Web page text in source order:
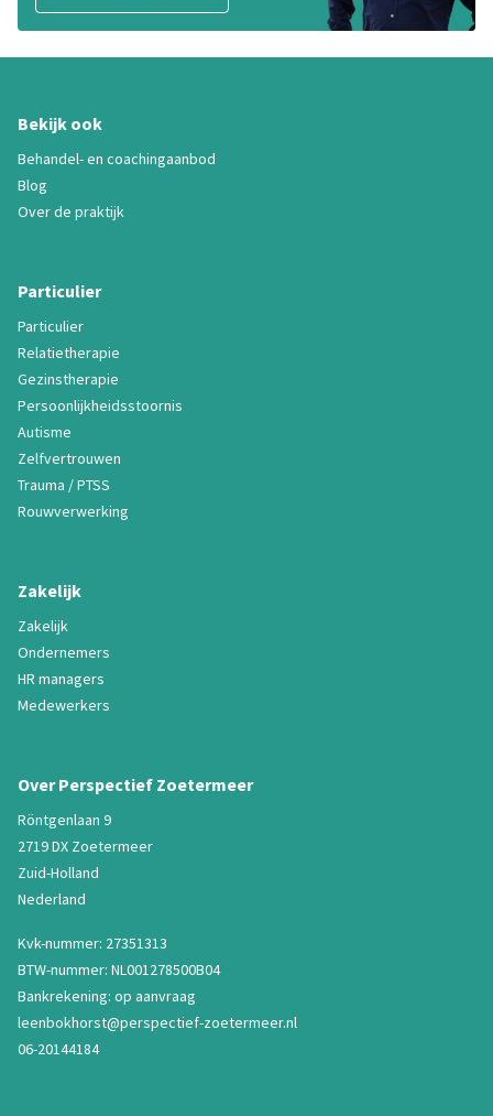
Bekijk ook
Behandel- en coachingaanbod
Blog
Over de praktijk
Particulier
Particulier
Relatietherapie
Gezinstherapie
Persoonlijkheidsstoornis
Autisme
Zelfvertrouwen
Trauma / PTSS
Rouwverwerking
Zakelijk
Zakelijk
Ondernemers
HR managers
Medewerkers
Over Perspectief Zoetermeer
Röntgenlaan 9
2719 DX Zoetermeer
Zuid-Holland
Nederland
Kvk-nummer: 27351313
BTW-nummer: NL001278500B04
Bankrekening: op aanvraag
leenbokhorst@perspectief-zoetermeer.nl
06-20144184